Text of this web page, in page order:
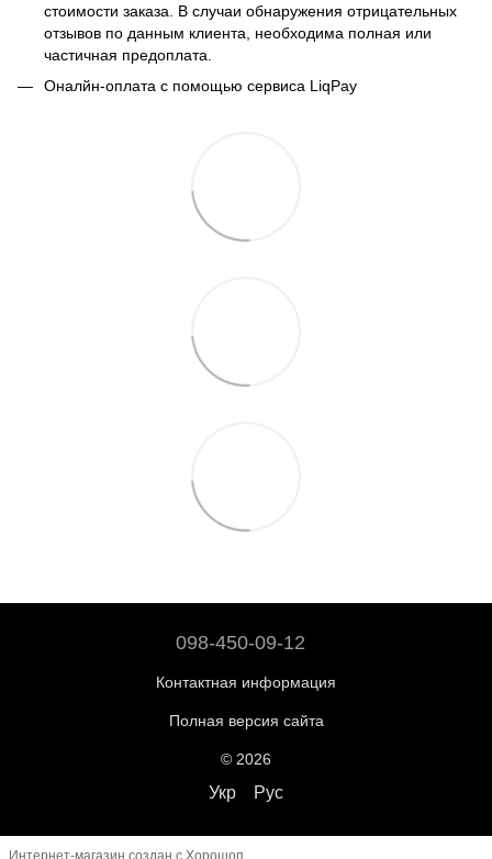
стоимости заказа. В случаи обнаружения отрицательных
отзывов по данным клиента, необходима полная или
частичная предоплата.
Оналйн-оплата с помощью сервиса LiqPay
098-450-09-12
Контактная информация
Полная версия сайта
© 2026
Укр Рус